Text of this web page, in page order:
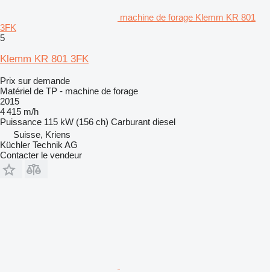
machine de forage Klemm KR 801
3FK
5
Klemm KR 801 3FK
Prix sur demande
Matériel de TP - machine de forage
2015
4 415 m/h
Puissance 115 kW (156 ch) Carburant diesel
Suisse, Kriens
Küchler Technik AG
Contacter le vendeur